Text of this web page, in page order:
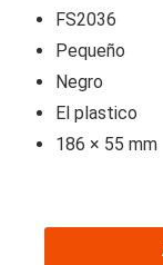
FS2036
Pequeño
Negro
El plastico
186 × 55 mm